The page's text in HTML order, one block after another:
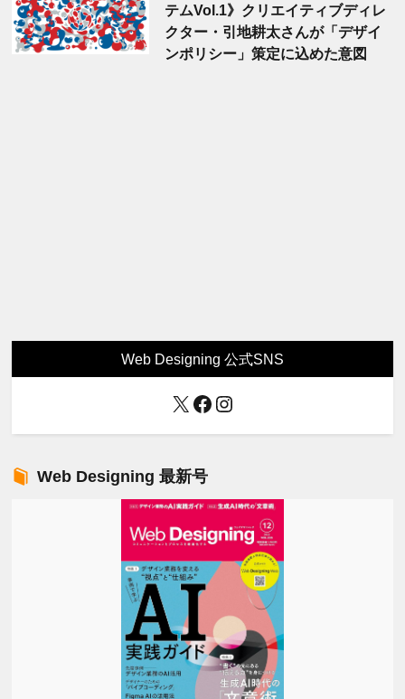
テムVol.1》クリエイティブディレ
クター・引地耕太さんが「デザイ
ンポリシー」策定に込めた意図
Web Designing 公式SNS
X Facebook
Instagram
Web Designing 最新号